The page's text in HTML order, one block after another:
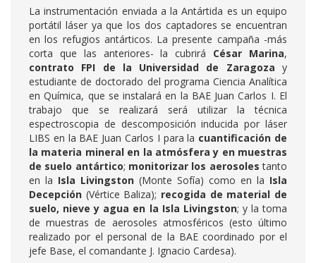
La instrumentación enviada a la Antártida es un equipo
portátil láser ya que los dos captadores se encuentran
en los refugios antárticos. La presente campaña -más
corta que las anteriores- la cubrirá César Marina,
contrato FPI de la Universidad de Zaragoza y
estudiante de doctorado del programa Ciencia Analítica
en Química, que se instalará en la BAE Juan Carlos I. El
trabajo que se realizará será utilizar la técnica
espectroscopia de descomposición inducida por láser
LIBS en la BAE Juan Carlos I para la cuantificación de
la materia mineral en la atmósfera y en muestras
de suelo antártico; monitorizar los aerosoles tanto
en la Isla Livingston (Monte Sofía) como en la Isla
Decepción (Vértice Baliza); recogida de material de
suelo, nieve y agua en la Isla Livingston; y la toma
de muestras de aerosoles atmosféricos (esto último
realizado por el personal de la BAE coordinado por el
jefe Base, el comandante J. Ignacio Cardesa).